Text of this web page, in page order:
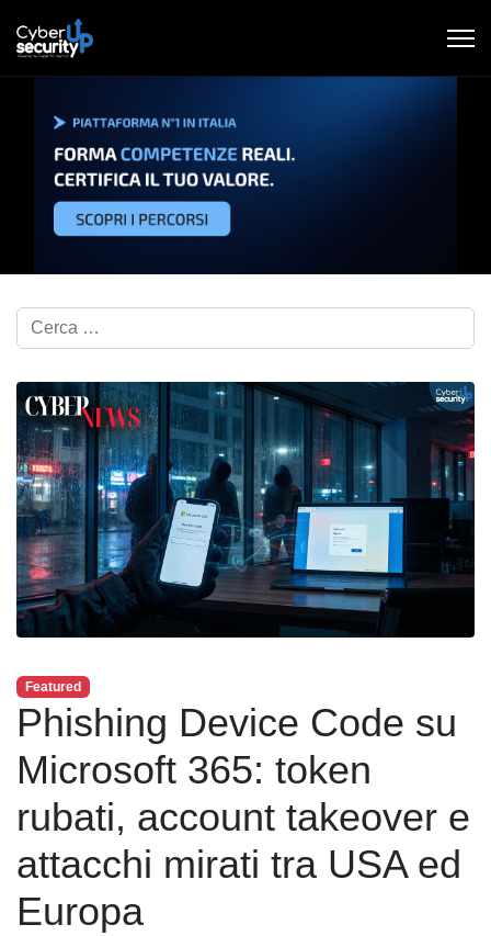
Cerca nel blog...
Featured
Phishing Device Code su
Microsoft 365: token
rubati, account takeover e
attacchi mirati tra USA ed
Europa